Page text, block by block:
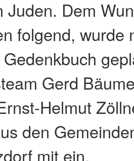
Juden. Dem
folgend, wurde
Gerd
Helmut
den
mit ein.